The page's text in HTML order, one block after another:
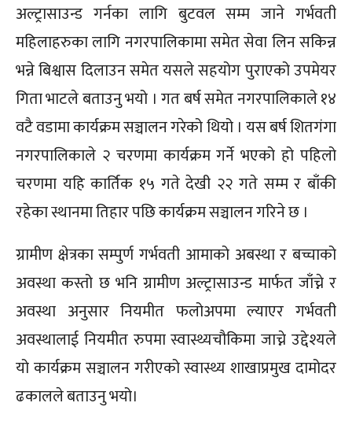
अल्ट्रासाउन्ड गर्नका लागि बुटवल सम्म जाने गर्भवती
महिलाहरुका लागि नगरपालिकामा समेत सेवा लिन सकिन्न
भन्ने बिश्वास दिलाउन समेत यसले सहयोग पुराएको उपमेयर
गिता भाटले बताउनु भयो । गत बर्ष समेत नगरपालिकाले १४
वटै वडामा कार्यक्रम सञ्चालन गरेको थियो । यस बर्ष शितगंगा
नगरपालिकाले २ चरणमा कार्यक्रम गर्ने भएको हो पहिलो
चरणमा यहि कार्तिक १५ गते देखी २२ गते सम्म र बाँकी
रहेका स्थानमा तिहार पछि कार्यक्रम सञ्चालन गरिने छ ।
ग्रामीण क्षेत्रका सम्पुर्ण गर्भवती आमाको अबस्था र बच्चाको
अवस्था कस्तो छ भनि ग्रामीण अल्ट्रासाउन्ड मार्फत जाँच्ने र
अवस्था अनुसार नियमीत फलोअपमा ल्याएर गर्भवती
अवस्थालाई नियमीत रुपमा स्वास्थ्यचौकिमा जाच्ने उद्देश्यले
यो कार्यक्रम सञ्चालन गरीएको स्वास्थ्य शाखाप्रमुख दामोदर
ढकालले बताउनु भयो।